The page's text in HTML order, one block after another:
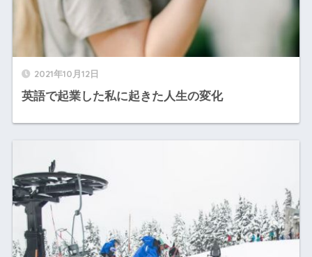
2021年10月12日
英語で起業した私に起きた人生の変化